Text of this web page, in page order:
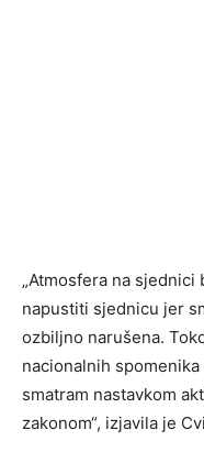
„Atmosfera na sjednici
napustiti sjednicu jer
ozbiljno narušena.
nacionalnih
smatram nastavkom
zakonom“, izjavila je